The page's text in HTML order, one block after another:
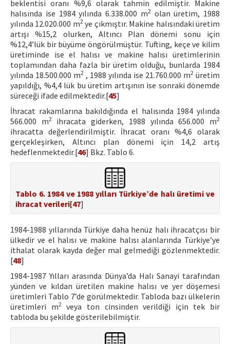
beklentisi oranı %9,6 olarak tahmin edilmiştir. Makine
halısında ise 1984 yılında 6.338.000 m2olan üretim, 1988
yılında 12.020.000 m2ye çıkmıştır. Makine halısındaki üretim
artışı %15,2 olurken, Altıncı Plan dönemi sonu için
%12,4’lük bir büyüme öngörülmüştür. Tufting, keçe ve kilim
üretiminde ise el halısı ve makine halısı üretimlerinin
toplamından daha fazla bir üretim olduğu, bunlarda 1984
yılında 18.500.000 m2 , 1988 yılında ise 21.760.000 m2 üretim
yapıldığı, %4,4 lük bu üretim artışının ise sonraki dönemde
süreceği ifade edilmektedir.[45]
İhracat rakamlarına bakıldığında el halısında 1984 yılında
566.000 m2ihracata giderken, 1988 yılında 656.000 m2
ihracatta değerlendirilmiştir. İhracat oranı %4,6 olarak
gerçekleşirken, Altıncı plan dönemi için 14,2 artış
hedeflenmektedir.[46] Bkz. Tablo 6.
Tablo 6. 1984 ve 1988 yılları Türkiye’de halı üretimi ve
ihracat verileri[47]
1984-1988 yıllarında Türkiye daha henüz halı ihracatçısı bir
ülkedir ve el halısı ve makine halısı alanlarında Türkiye’ye
ithalat olarak kayda değer mal gelmediği gözlenmektedir.
[48]
1984-1987 Yılları arasında Dünya’da Halı Sanayi tarafından
yünden ve kıldan üretilen makine halısı ve yer döşemesi
üretimleri Tablo 7’de görülmektedir. Tabloda bazı ülkelerin
üretimleri m2veya ton cinsinden verildiği için tek bir
tabloda bu şekilde gösterilebilmiştir.